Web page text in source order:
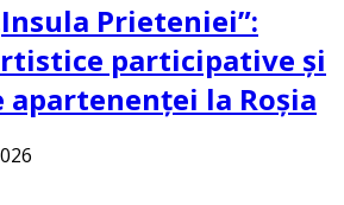
Prieteniei”:
participative și
la Roșia